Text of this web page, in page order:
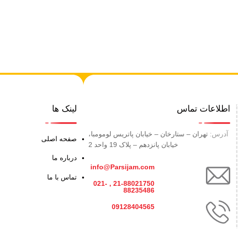
اطلاعات تماس
آدرس: تهران – ستارخان – خیابان پاتریس لومومبا،
خیابان پانزدهم – پلاک 19 واحد 2
info@Parsijam.com
21-88021750 , 021-
88235486
09128404565
لینک ها
صفحه اصلی
درباره ما
تماس با ما